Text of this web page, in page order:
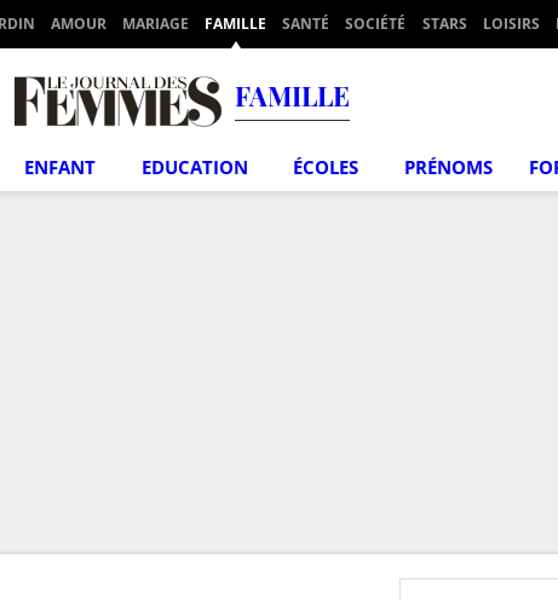
AMOUR MARIAGE FAMILLE SANTÉ SOCIÉTÉ STARS LOISIRS
FAMILLE
ENFANT EDUCATION ÉCOLES PRÉNOMS